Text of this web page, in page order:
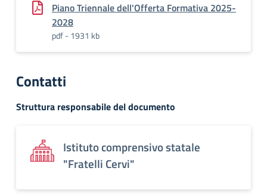
Piano Triennale dell'Offerta Formativa 2025-
2028
pdf - 1931 kb
Contatti
Struttura responsabile del documento
Istituto comprensivo statale
"Fratelli Cervi"